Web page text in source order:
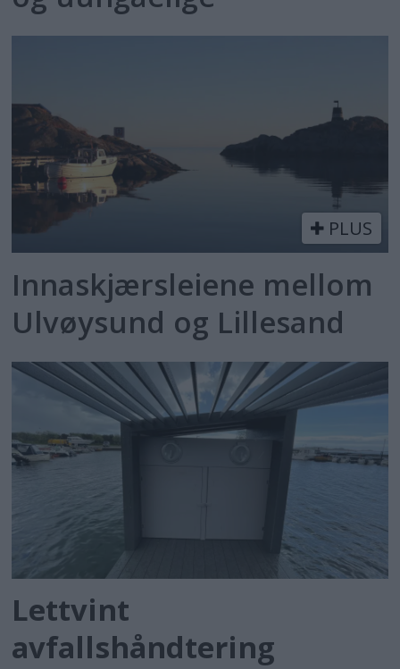
PLUS
Innaskjærsleiene mellom
Ulvøysund og Lillesand
Lettvint
avfallshåndtering